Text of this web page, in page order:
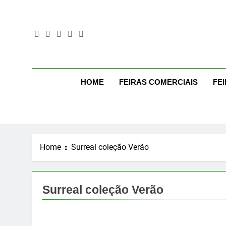
HOME FEIRAS COMERCIAIS
Home Surreal coleção Verão
Surreal coleção Verão